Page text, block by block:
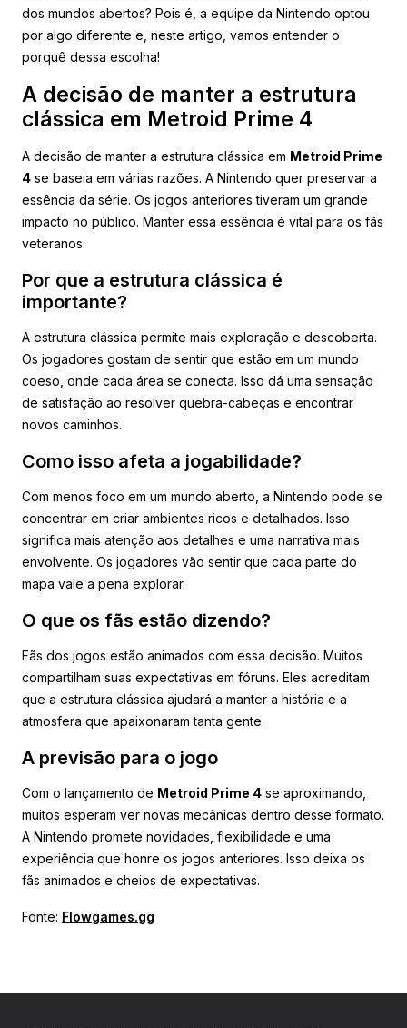
dos mundos abertos? Pois é, a equipe da Nintendo optou
por algo diferente e, neste artigo, vamos entender o
porquê dessa escolha!
A decisão de manter a estrutura
clássica em Metroid Prime 4
A decisão de manter a estrutura clássica em Metroid Prime
4 se baseia em várias razões. A Nintendo quer preservar a
essência da série. Os jogos anteriores tiveram um grande
impacto no público. Manter essa essência é vital para os fãs
veteranos.
Por que a estrutura clássica é
importante?
A estrutura clássica permite mais exploração e descoberta.
Os jogadores gostam de sentir que estão em um mundo
coeso, onde cada área se conecta. Isso dá uma sensação
de satisfação ao resolver quebra-cabeças e encontrar
novos caminhos.
Como isso afeta a jogabilidade?
Com menos foco em um mundo aberto, a Nintendo pode se
concentrar em criar ambientes ricos e detalhados. Isso
significa mais atenção aos detalhes e uma narrativa mais
envolvente. Os jogadores vão sentir que cada parte do
mapa vale a pena explorar.
O que os fãs estão dizendo?
Fãs dos jogos estão animados com essa decisão. Muitos
compartilham suas expectativas em fóruns. Eles acreditam
que a estrutura clássica ajudará a manter a história e a
atmosfera que apaixonaram tanta gente.
A previsão para o jogo
Com o lançamento de Metroid Prime 4 se aproximando,
muitos esperam ver novas mecânicas dentro desse formato.
A Nintendo promete novidades, flexibilidade e uma
experiência que honre os jogos anteriores. Isso deixa os
fãs animados e cheios de expectativas.
Fonte: Flowgames.gg